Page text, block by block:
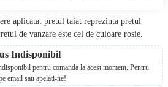
aplicata: pretul taiat reprezinta pretul
de vanzare este cel de culoare rosie.
Indisponibil
pentru comanda la acest moment. Pentru
email sau apelati-ne!